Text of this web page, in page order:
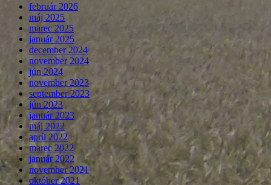
február 2026
máj 2025
marec 2025
január 2025
december 2024
november 2024
jún 2024
november 2023
september 2023
jún 2023
január 2023
máj 2022
apríl 2022
marec 2022
január 2022
november 2021
október 2021